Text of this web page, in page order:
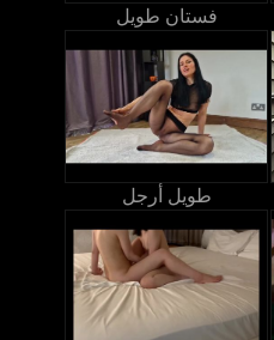
فستان طويل
طويل أرجل